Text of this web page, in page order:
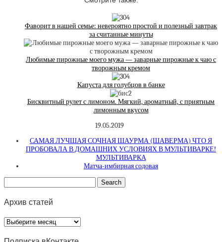
Фаворит в нашей семье: невероятно простой и полезный завтрак
за считанные минуты
Любимые пирожные моего мужа — заварные пирожные к чаю с
творожным кремом
Капуста для голубцов в банке
Бисквитный рулет с лимоном. Мягкий, ароматный, с приятным
лимонным вкусом
19.05.2019
САМАЯ ЛУЧШАЯ СОЧНАЯ ШАУРМА (ШАВЕРМА) ЧТО Я
ПРОБОВАЛА В ДОМАШНИХ УСЛОВИЯХ В МУЛЬТИВАРКЕ!
МУЛЬТИВАРКА
Матча-имбирная содовая
Архив статей
Архив
статей